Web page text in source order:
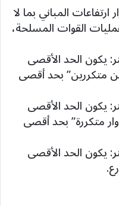
المباني بما لا
القوات المسلحة،
4 أمتار فأكثر: يكون الحد الأقصى
متكررين” بحد أقصى
6 أمتار فأكثر: يكون الحد الأقصى
المبنى “دور أرضي + 3 أدوار متكررة” بحد أقصى
8 أمتار فأكثر: يكون الحد الأقصى